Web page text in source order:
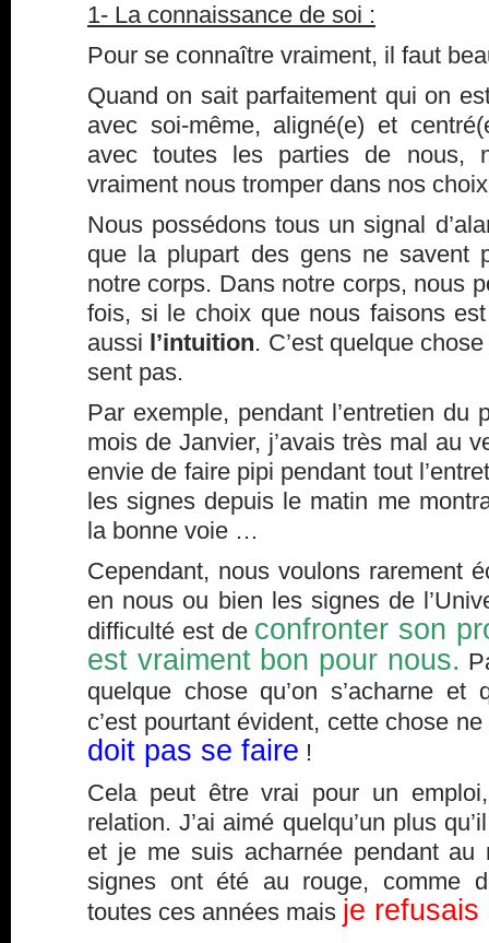
1- La connaissance de soi :
Pour se connaître vraiment, il faut
Quand on sait parfaitement qui on
avec soi-même, aligné(e) et
avec toutes les parties de nous,
vraiment nous tromper dans nos
Nous possédons tous un signal
que la plupart des gens ne savent
notre corps. Dans notre corps, nous
fois, si le choix que nous faisons
aussi l’intuition. C’est quelque
sent pas.
Par exemple, pendant l’entretien du
mois de Janvier, j’avais très mal au
envie de faire pipi pendant tout
les signes depuis le matin me
la bonne voie …
Cependant, nous voulons rarement
en nous ou bien les signes de
difficulté est de confronter son
est vraiment bon pour nous.
quelque chose qu’on s’acharne et
c’est pourtant évident, cette chose
doit pas se faire !
Cela peut être vrai pour un
relation. J’ai aimé quelqu’un plus
et je me suis acharnée pendant au
signes ont été au rouge, comme
toutes ces années mais je refusais